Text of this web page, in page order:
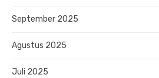
September 2025
Agustus 2025
Juli 2025